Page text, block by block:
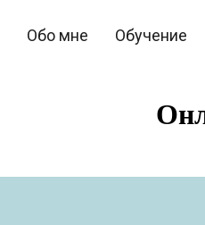
Обо мне Обучение